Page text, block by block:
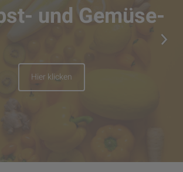
und Gemüse-
Hier klicken